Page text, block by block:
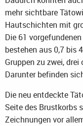
mehr sichtbare
Hautschichten mit
Die 61
bestehen aus 0,7 bis
Gruppen zu zwei,
Darunter befinden
Die neu entdeckte
Seite des Brustkorbs
Zeichnungen vor